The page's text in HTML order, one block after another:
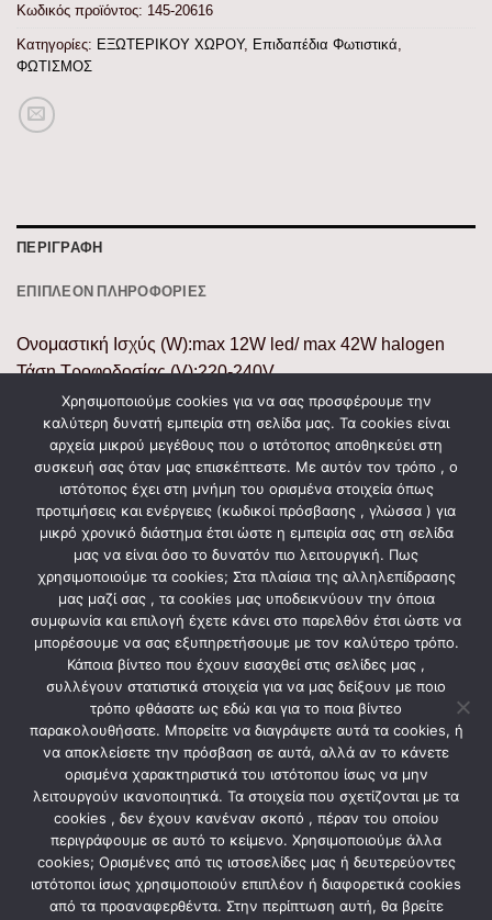
Κωδικός προϊόντος: 145-20616
Κατηγορίες: ΕΞΩΤΕΡΙΚΟΥ ΧΩΡΟΥ, Επιδαπέδια Φωτιστικά
ΦΩΤΙΣΜΟΣ
ΠΕΡΙΓΡΑΦΉ
ΕΠΙΠΛΈΟΝ ΠΛΗΡΟΦΟΡΊΕΣ
Ονομαστική Ισχύς (W):max 12W led/ max 42W halogen
Τάση Τροφοδοσίας (V):220-240V
Συχνότητα Λειτουργίας (Hz):50/60Hz
Βαθμός Στεγανότητας (IP):IP44
Θερμοκρασία Λειτουργίας °C:-20°C – +65°C
Υλικό Προϊόντος:Αλουμίνιο & Polycarbonate/ Aluminium &
Polycarbonate
Χρώμα Προϊόντος:Σκούρο Γκρι/ Dark Grey
ΣΧΕΤΙΚΆ ΠΡΟΪΌΝΤΑ
ΦΩΤΙΣΜΟΣ ΦΩΤΙΣΜΟΣ
Χρησιμοποιούμε cookies για να σας προσφέρουμε την
καλύτερη δυνατή εμπειρία στη σελίδα μας. Τα cookies είναι
αρχεία μικρού μεγέθους που ο ιστότοπος αποθηκεύει στη
συσκευή σας όταν μας επισκέπτεστε. Με αυτόν τον τρόπο , ο
ιστότοπος έχει στη μνήμη του ορισμένα στοιχεία όπως
προτιμήσεις και ενέργειες (κωδικοί πρόσβασης , γλώσσα ) για
μικρό χρονικό διάστημα έτσι ώστε η εμπειρία σας στη σελίδα
μας να είναι όσο το δυνατόν πιο λειτουργική. Πως
χρησιμοποιούμε τα cookies; Στα πλαίσια της αλληλεπίδρασης
μας μαζί σας , τα cookies μας υποδεικνύουν την όποια
συμφωνία και επιλογή έχετε κάνει στο παρελθόν έτσι ώστε να
μπορέσουμε να σας εξυπηρετήσουμε με τον καλύτερο τρόπο.
Κάποια βίντεο που έχουν εισαχθεί στις σελίδες μας ,
συλλέγουν στατιστικά στοιχεία για να μας δείξουν με ποιο
τρόπο φθάσατε ως εδώ και για το ποια βίντεο
παρακολουθήσατε. Μπορείτε να διαγράψετε αυτά τα cookies, ή
να αποκλείσετε την πρόσβαση σε αυτά, αλλά αν το κάνετε
ορισμένα χαρακτηριστικά του ιστότοπου ίσως να μην
λειτουργούν ικανοποιητικά. Τα στοιχεία που σχετίζονται με τα
cookies , δεν έχουν κανέναν σκοπό , πέραν του οποίου
περιγράφουμε σε αυτό το κείμενο. Χρησιμοποιούμε άλλα
cookies; Ορισμένες από τις ιστοσελίδες μας ή δευτερεύοντες
ιστότοποι ίσως χρησιμοποιούν επιπλέον ή διαφορετικά cookies
από τα προαναφερθέντα. Στην περίπτωση αυτή, θα βρείτε